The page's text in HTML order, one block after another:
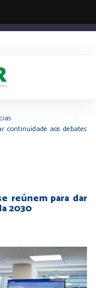
continuidade aos debates
reúnem para dar
2030